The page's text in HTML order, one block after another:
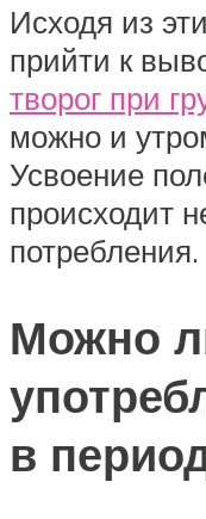
Исходя из
прийти к
творог при
можно и
Усвоение
происходит
потребления.
Можно
в